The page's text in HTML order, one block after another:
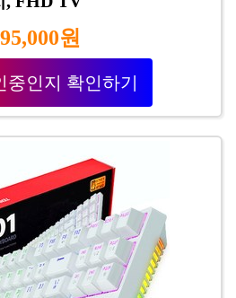
원
중인지 확인하기